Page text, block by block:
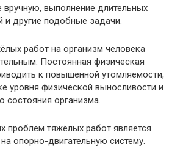
вручную, выполнение длительных
и другие подобные задачи.
работ на организм человека
Постоянная физическая
к повышенной утомляемости,
уровня физической выносливости и
организма.
проблем тяжёлых работ является
опорно-двигательную систему.